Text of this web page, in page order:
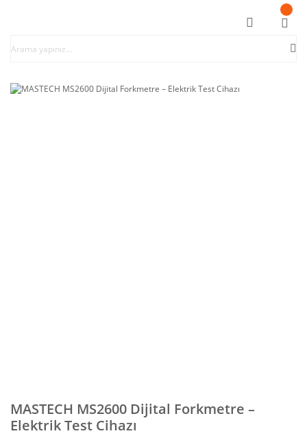
MASTECH MS2600 Dijital Forkmetre –
Elektrik Test Cihazı